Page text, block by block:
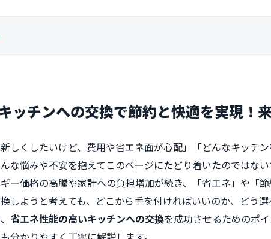
ッチンへの交換で節約と快適を実現！
新しくしたいけど、費用や省エネ面が心配」「どんなキッ
悩みや不安を抱えてこのページにたどり着いたのではない
ー価格の高騰や家計への負担増加が続き、「省エネ」や「
しようと考えても、どこから手を付ければいいのか、どう選
省エネ性能の高いキッチンへの交換を成功させるためのポイ